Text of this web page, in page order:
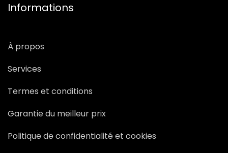
Informations
À propos
Services
Termes et conditions
Garantie du meilleur prix
Politique de confidentialité et cookies